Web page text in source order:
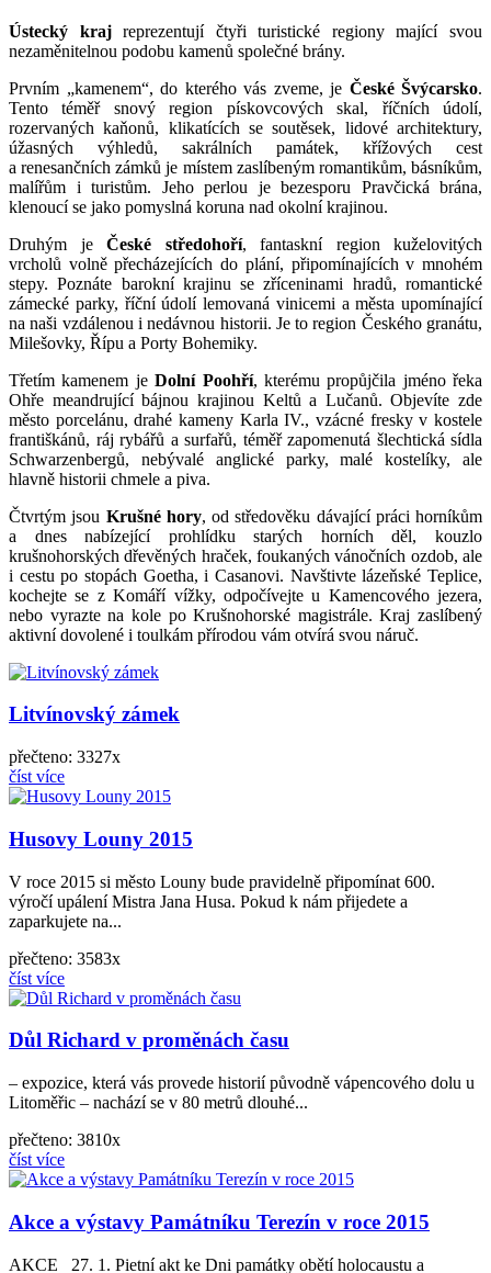
Ústecký krajreprezentují čtyři turistické regiony mající svou
nezaměnitelnou podobu kamenů společné brány.
Prvním „kamenem“, do kterého vás zveme, je České Švýcarsko.
Tento téměř snový region pískovcových skal, říčních údolí,
rozervaných kaňonů, klikatících se soutěsek, lidové architektury,
úžasných výhledů, sakrálních památek, křížových cest
a renesančních zámků je místem zaslíbeným romantikům, básníkům,
malířům i turistům. Jeho perlou je bezesporu Pravčická brána,
klenoucí se jako pomyslná koruna nad okolní krajinou.
Druhým je České středohoří, fantaskní region kuželovitých
vrcholů volně přecházejících do plání, připomínajících v mnohém
stepy. Poznáte barokní krajinu se zříceninami hradů, romantické
zámecké parky, říční údolí lemovaná vinicemi a města upomínající
na naši vzdálenou i nedávnou historii. Je to region Českého granátu,
Milešovky, Řípu a Porty Bohemiky.
Třetím kamenem jeDolní Poohří, kterému propůjčila jméno řeka
Ohře meandrující bájnou krajinou Keltů a Lučanů. Objevíte zde
město porcelánu, drahé kameny Karla IV., vzácné fresky v kostele
františkánů, ráj rybářů a surfařů, téměř zapomenutá šlechtická sídla
Schwarzenbergů, nebývalé anglické parky, malé kostelíky, ale
hlavně historii chmele a piva.
Čtvrtým jsou Krušné hory, od středověku dávající práci horníkům
a dnes nabízející prohlídku starých horních děl, kouzlo
krušnohorských dřevěných hraček, foukaných vánočních ozdob, ale
i cestu po stopách Goetha, i Casanovi. Navštivte lázeňské Teplice,
kochejte se z Komáří vížky, odpočívejte u Kamencového jezera,
nebo vyrazte na kole po Krušnohorské magistrále. Kraj zaslíbený
aktivní dovolené i toulkám přírodou vám otvírá svou náruč.
Litvínovský zámek
přečteno: 3327x
číst více
Husovy Louny 2015
V roce 2015 si město Louny bude pravidelně připomínat 600.
výročí upálení Mistra Jana Husa. Pokud k nám přijedete a
zaparkujete na...
přečteno: 3583x
číst více
Důl Richard v proměnách času
– expozice, která vás provede historií původně vápencového dolu u
Litoměřic – nachází se v 80 metrů dlouhé...
přečteno: 3810x
číst více
Akce a výstavy Památníku Terezín v roce 2015
AKCE 27. 1. Pietní akt ke Dni památky obětí holocaustu a